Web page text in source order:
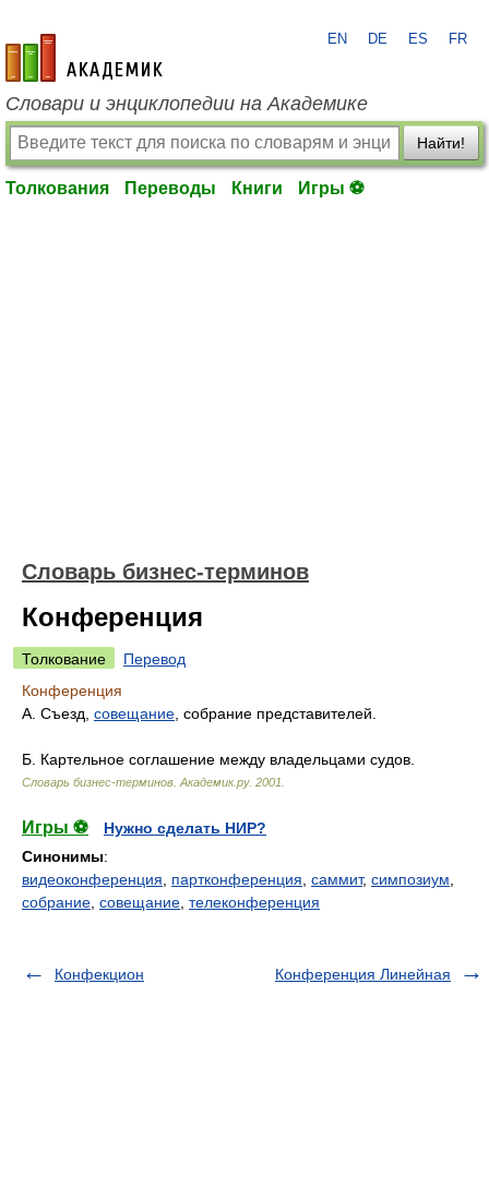
academic.ru
EN DE ES FR
Словари и энциклопедии на Академике
Найти!
Толкования Переводы Книги Игры ⚽
Словарь бизнес-терминов
Конференция
Толкование
Перевод
Конференция
А. Съезд, совещание , собрание представителей.
Б. Картельное соглашение между владельцами судов.
Словарь бизнес-терминов. Академик.ру. 2001
Игры ⚽
Нужно сделать НИР?
Синонимы:
видеоконференция
партконференция саммит, симпозиум
собрание совещание телеконференция
Конфекцион Конференция Линейная